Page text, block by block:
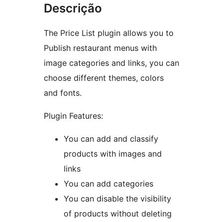
Descrição
The Price List plugin allows you to
Publish restaurant menus with
image categories and links, you can
choose different themes, colors
and fonts.
Plugin Features:
You can add and classify
products with images and
links
You can add categories
You can disable the visibility
of products without deleting